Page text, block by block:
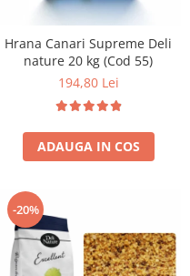
Hrana Canari Supreme Deli
nature 20 kg (Cod 55)
194,80 Lei
ADAUGA IN COS
-20%